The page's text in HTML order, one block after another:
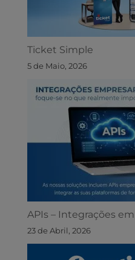
Ticket Simple
5 de Maio, 2026
APIs – Integrações
23 de Abril, 2026